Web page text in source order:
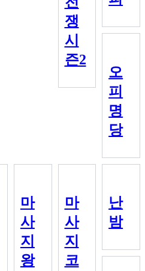
쟁
시
즌2
오
피
명
당
마
사
지
왕
마
사
지
코
난
밤